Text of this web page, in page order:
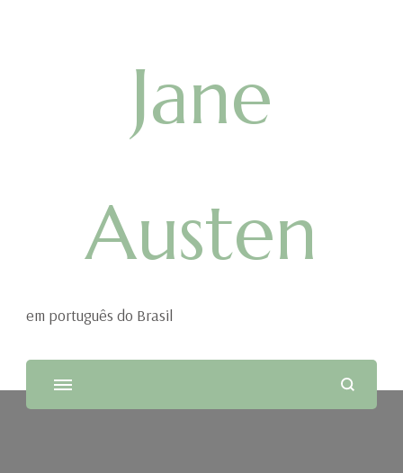
Jane
Austen
em português do Brasil